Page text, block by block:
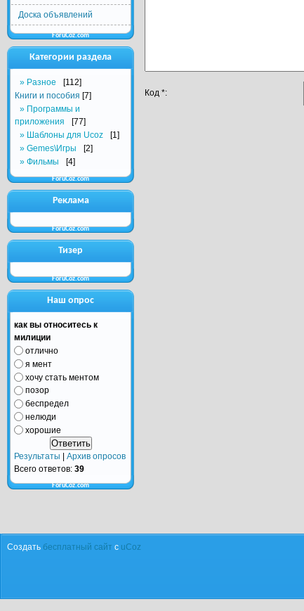
Код *:
Доска объявлений
ForuCoz.com
Категории раздела
Разное
[112]
Книги и пособия [7]
Программы и
приложения
[77]
Шаблоны для Ucoz
[1]
Gemes\Игры
[2]
Фильмы
[4]
ForuCoz.com
Реклама
ForuCoz.com
Тизер
ForuCoz.com
Наш опрос
как вы относитесь к
милиции
отлично
я мент
хочу стать ментом
позор
беспредел
нелюди
хорошие
Результаты
Архив опросов
Всего ответов: 39
ForuCoz.com
Создать бесплатный сайт с uCoz